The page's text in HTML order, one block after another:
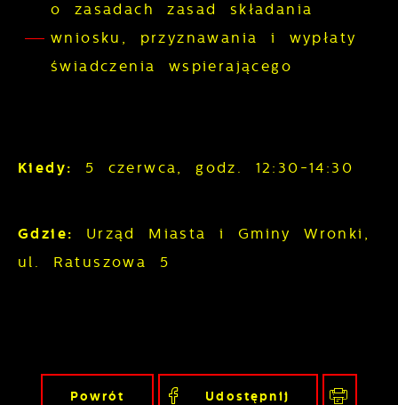
o zasadach zasad składania
wniosku, przyznawania i wypłaty
świadczenia wspierającego
Kiedy: 5 czerwca, godz. 12:30-14:30
Gdzie: Urząd Miasta i Gminy Wronki,
ul. Ratuszowa 5
Powrót Udostępnij